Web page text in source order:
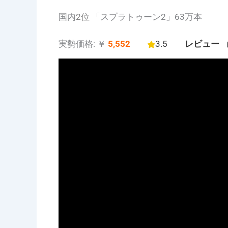
国内2位 「スプラトゥーン2」63万本
実勢価格: ￥ 5,552 3.5 レビュー